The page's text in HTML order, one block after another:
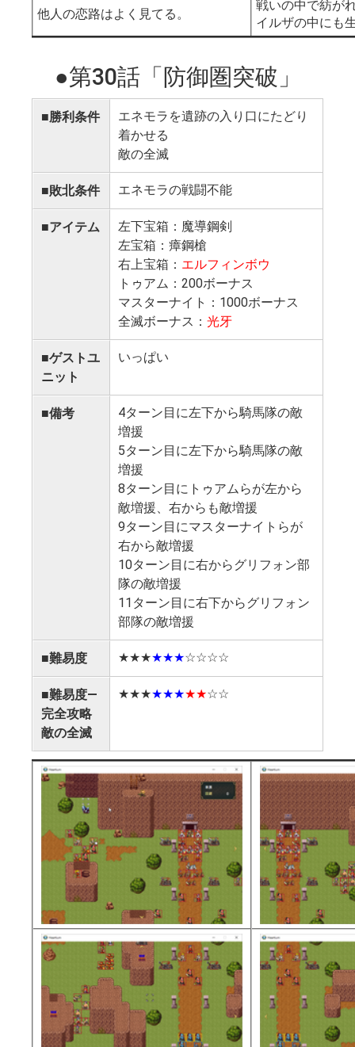
左の画像は徐々
行ってる場面で
リフォンナイト
て左側をフリー
これで7ターン
っていきたいで
ーナイトなので
す。
かりますでしょ
ヴァレンツァと
た瞬間に連続で
追い打ちでロロ
う。これで出現
のエースナイト
あとは11ターン
目まで敵の増援
を置いて出現し
4体出て来る13
でしょうが、ク
キエンくんの沈
して敵の攻撃を
う。
ここまでくれば
を待ち戦法で迎
けです。
勝負の分かれ目
ので、そこを乗
楽にクリアでき
ター
11
他人の恋路はよく見てる。
戦いの中で紡が
イルザの中にも
●第30話「防御圏突破」
■勝利条件
エネモラを遺跡の入り口にたどり
着かせる
敵の全滅
■敗北条件 エネモラの戦闘不能
■アイテム
左下宝箱：魔導鋼剣
左宝箱：瘴鋼槍
右上宝箱： エルフィンボウ
トゥアム：200ボーナス
マスターナイト：1000ボーナス
全滅ボーナス： 光牙
■ゲストユ
ニット
いっぱい
■備考
4ターン目に左下から騎馬隊の敵
増援
5ターン目に左下から騎馬隊の敵
増援
8ターン目にトゥアムらが左から
敵増援、右からも敵増援
9ターン目にマスターナイトらが
右から敵増援
10ターン目に右からグリフォン部
隊の敵増援
11ターン目に右下からグリフォン
部隊の敵増援
■難易度 ★★★★★★☆☆☆☆
■難易度―
完全攻略
敵の全滅
★★★★★★★★☆☆